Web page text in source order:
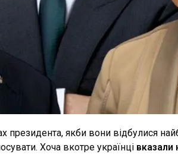
президента, якби вони відбулися
Хоча вкотре українці вказали